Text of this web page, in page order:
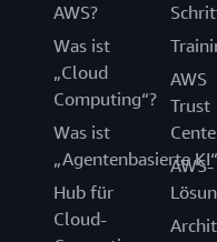
AWS?
Was ist
„Cloud
Computing“?
Was ist
„Agentenbasierte
Hub für
Cloud-
AWS
Trust
AWS-